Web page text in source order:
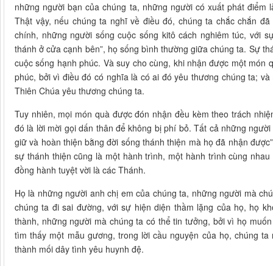
những người bạn của chúng ta, những người có xuất phát
Thật vậy, nếu chúng ta nghĩ về điều đó, chúng ta chắc chắn
chính, những người sống cuộc sống kitô cách nghiêm túc, với
thánh ở cửa cạnh bên”, họ sống bình thường giữa chúng ta. Sự
cuộc sống hạnh phúc. Và suy cho cùng, khi nhận được một
phúc, bởi vì điều đó có nghĩa là có ai đó yêu thương chúng ta;
Thiên Chúa yêu thương chúng ta.
Tuy nhiên, mọi món quà được đón nhận đều kèm theo trách
đó là lời mời gọi dấn thân để không bị phí bỏ. Tất cả những
giữ và hoàn thiện bằng đời sống thánh thiện mà họ đã nhận
sự thánh thiện cũng là một hành trình, một hành trình cùng
đồng hành tuyệt vời là các Thánh.
Họ là những người anh chị em của chúng ta, những người mà
chúng ta đi sai đường, với sự hiện diện thầm lặng của họ, họ
thành, những người mà chúng ta có thể tin tưởng, bởi vì họ
tìm thấy một mẫu gương, trong lời cầu nguyện của họ, chúng
thành mối dây tình yêu huynh đệ.